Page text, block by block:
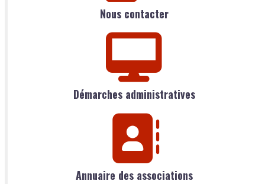
Nous contacter
Démarches administratives
Annuaire des associations